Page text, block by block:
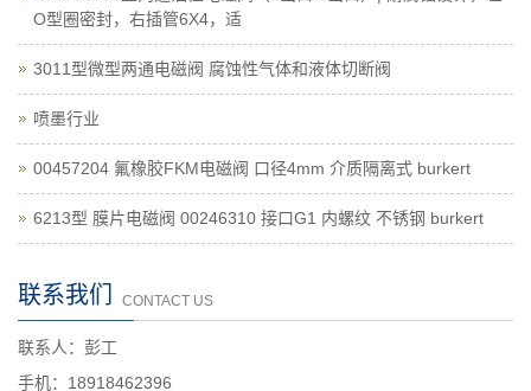
O型圈密封，右插管6X4，适
3011型微型两通电磁阀 腐蚀性气体和液体切断阀
喷墨行业
00457204 氟橡胶FKM电磁阀 口径4mm 介质隔离式 burkert
6213型 膜片电磁阀 00246310 接口G1 内螺纹 不锈钢 burkert
联系我们 CONTACT US
联系人：彭工
手机：18918462396